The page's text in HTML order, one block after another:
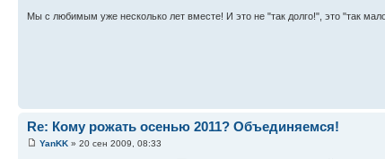
Мы с любимым уже несколько лет вместе! И это не "так долго!", это "так
Re: Кому рожать осенью 2011? Объединяемся!
YanKK » 20 сен 2009, 08:33